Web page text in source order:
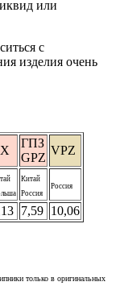
или
с
изделия очень
ГПЗ
GPZ
VPZ
Китай
Россия
Россия
7,59 10,06
только в оригинальных